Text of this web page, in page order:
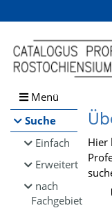
Browsen
direkt zum Inhalt
Menü
Suche
Einfach
Erweitert
nach
Fachgebiet
Hier